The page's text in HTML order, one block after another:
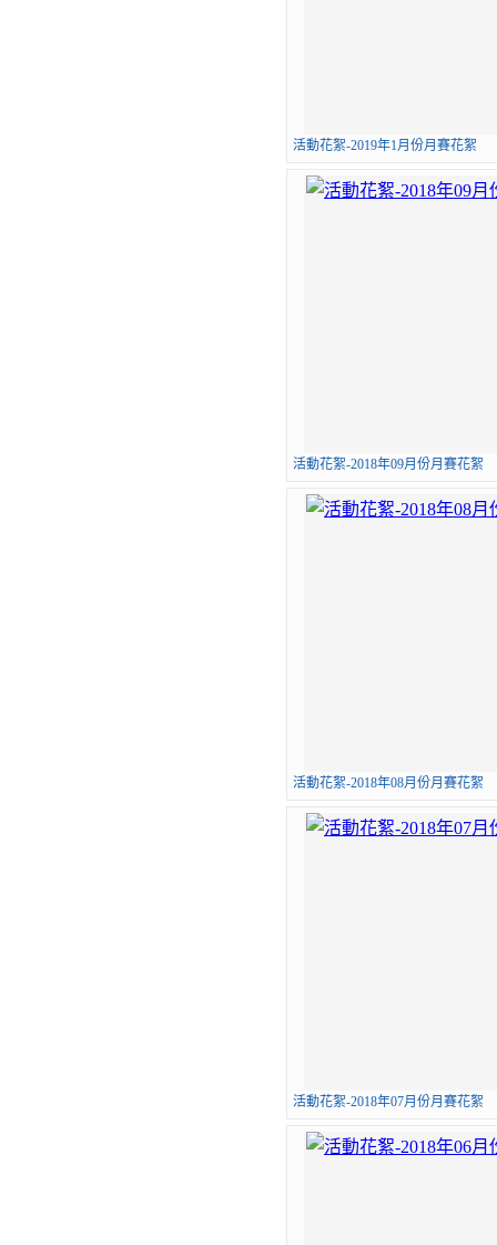
活動花絮-2019年1月份月賽花絮
活動花絮-2018年09月份月賽花絮
活動花絮-2018年08月份月賽花絮
活動花絮-2018年07月份月賽花絮